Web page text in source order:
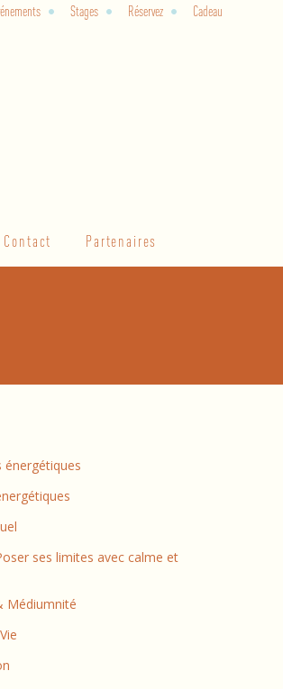
Stages Réservez Cadeau
Contact Partenaires
énergétiques
ses limites avec calme et
Médiumnité